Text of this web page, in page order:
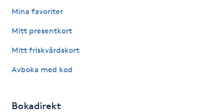
Lashlift Keratin
LED-ljusterapi
Liktornar
Mina favoriter
Mitt presentkort
Mitt friskvårdskort
Avboka med kod
Bokadirekt